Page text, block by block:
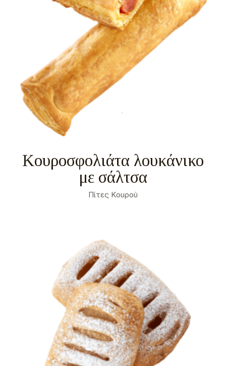
Κουροσφολιάτα λουκάνικο
με σάλτσα
Πίτες Κουρού
Σχετικά Αναγκαία Προτιμήσεις
Στατιστικά
Εμπορικής προώθησης
Αταξινόμητα0
Σχετικά
Τα cookies είναι μικρά αρχεία κειμένου που
χρησιμοποιούνται από τους δικτυακούς τόπους για
τα cookies στη συσκευή σας, εφόσον είναι
απολύτως αναγκαία για τη λειτουργία αυτής της
ιστοσελίδας. Για όλους τους άλλους τύπους cookies
χρειαζόμαστε την άδειά σας.
Μπορείτε να αλλάξετε ή να καταργήσετε τη
συναίνεσή σας ανά πάσα στιγμή μέσω της Δήλωσης
Μάθετε περισσότερα σχετικά με το ποιοι είμαστε,
Η δήλωση Cookie ενημερώθηκε τελευταία φορά στις 1/71/2026 από το
ΝΑ ΕΠΙΤΡΈΠΟΝΤΑΙ ΌΛΑ
ΕΠΙΤΡΈΠΕΤΑΙ Η ΕΠΙΛΟΓΉ